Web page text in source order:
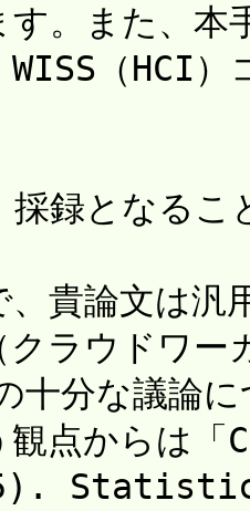
す。また、本
（HCI
採録となる
、貴論文は
クラウドワー
十分な議論
観点から